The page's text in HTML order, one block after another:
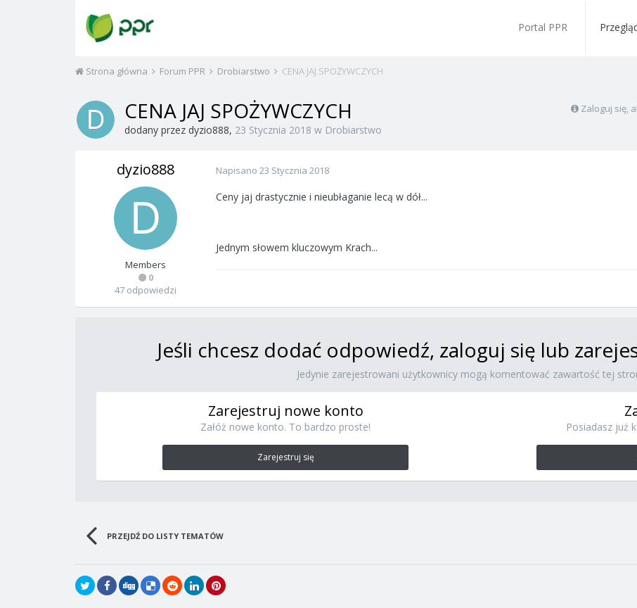
Portal PPR
Strona główna Forum PPR Drobiarstwo CENA JAJ SPOŻYWCZYCH
Zaloguj się,
CENA JAJ SPOŻYWCZYCH
dodany przez dyzio888, 23 Stycznia 2018 w Drobiarstwo
dyzio888
Members
0
47 odpowiedzi
Napisano 23 Stycznia 2018
Ceny jaj drastycznie i nieubłaganie lecą w dół...
Jednym słowem kluczowym Krach...
Jeśli chcesz dodać odpowiedź, zaloguj się lub
Jedynie zarejestrowani użytkownicy mogą komentować zawartość tej
Zarejestruj nowe konto
Załóż nowe konto. To bardzo proste!
Zarejestruj się
Posiadasz już
PRZEJDŹ DO LISTY TEMATÓW